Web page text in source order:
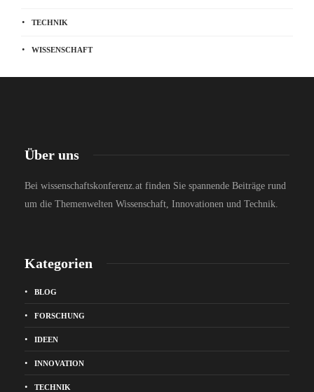
TECHNIK
WISSENSCHAFT
Über uns
Bei wissenschaftskonferenz.at finden Sie spannende Beiträge rund
um die Themenwelten Wissenschaft, Innovationen und Technik.
Kategorien
BLOG
FORSCHUNG
IDEEN
INNOVATION
TECHNIK